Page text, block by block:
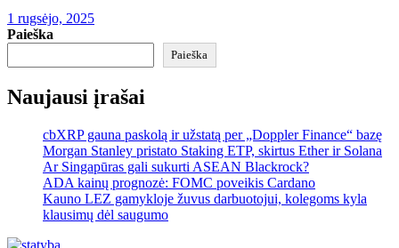
1 rugsėjo, 2025
Paieška
Paieška
Naujausi įrašai
cbXRP gauna paskolą ir užstatą per „Doppler Finance“ bazę
Morgan Stanley pristato Staking ETP, skirtus Ether ir Solana
Ar Singapūras gali sukurti ASEAN Blackrock?
ADA kainų prognozė: FOMC poveikis Cardano
Kauno LEZ gamykloje žuvus darbuotojui, kolegoms kyla
klausimų dėl saugumo